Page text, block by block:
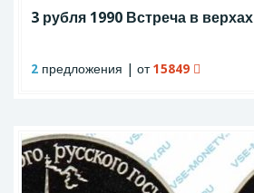
3 рубля 1990 Встреча в верхах
2 предложения | от15849